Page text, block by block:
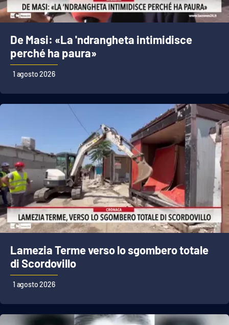
De Masi: «La 'ndrangheta intimidisce
perché ha paura»
1 agosto 2026
Lamezia Terme verso lo sgombero totale
di Scordovillo
1 agosto 2026